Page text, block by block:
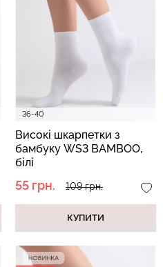
36-40
Високі шкарпетки з
бамбуку WS3 BAMBOO,
білі
55 грн. 109 грн.
КУПИТИ